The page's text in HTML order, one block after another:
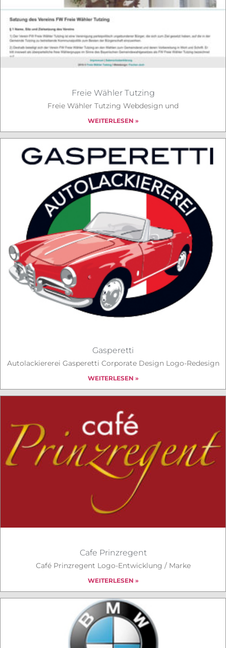
Freie Wähler Tutzing
Freie Wähler Tutzing Webdesign und
WEITERLESEN »
Gasperetti
Autolackiererei Gasperetti Corporate Design Logo-Redesign
WEITERLESEN »
Cafe Prinzregent
Café Prinzregent Logo-Entwicklung / Marke
WEITERLESEN »